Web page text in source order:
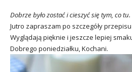
Dobrze było zostać i cieszyć się tym, co tu.
Jutro zapraszam po szczegóły
Wyglądają pięknie i jeszcze lepiej
Dobrego poniedziałku, Kochani.